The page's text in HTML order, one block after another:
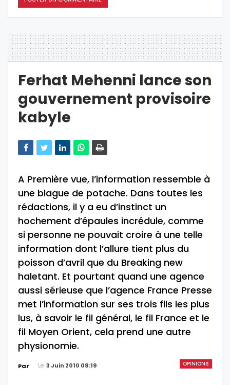
Ferhat Mehenni lance son
gouvernement provisoire
kabyle
A Première vue, l’information ressemble à
une blague de potache. Dans toutes les
rédactions, il y a eu d’instinct un
hochement d’épaules incrédule, comme
si personne ne pouvait croire à une telle
information dont l’allure tient plus du
poisson d’avril que du Breaking new
haletant. Et pourtant quand une agence
aussi sérieuse que l’agence France Presse
met l’information sur ses trois fils les plus
lus, à savoir le fil général, le fil France et le
fil Moyen Orient, cela prend une autre
physionomie.
OPINIONS
Par Le 3 Juin 2010 08:19